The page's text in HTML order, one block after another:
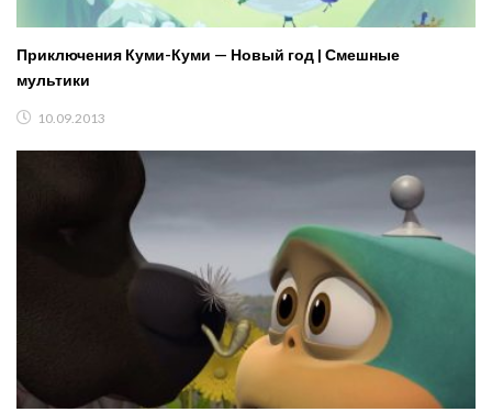
Приключения Куми-Куми — Новый год | Смешные
мультики
10.09.2013